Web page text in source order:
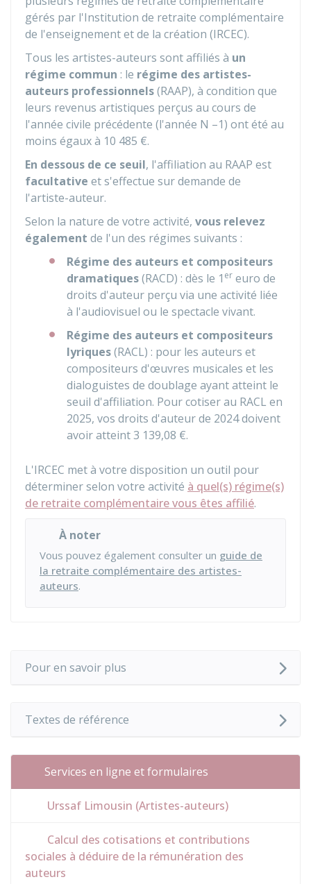
gérés par l'Institution de retraite complémentaire
de l'enseignement et de la création (IRCEC).
Tous les artistes-auteurs sont affiliés à un
régime commun : le régime des artistes-
auteurs professionnels(RAAP), à condition que
leurs revenus artistiques perçus au cours de
l'année civile précédente (l'année N –1) ont été au
moins égaux à 10 485 €.
En dessous de ce seuil, l'affiliation au RAAP est
facultative et s'effectue sur demande de
l'artiste-auteur.
Selon la nature de votre activité, vous relevez
également de l'un des régimes suivants :
Régime des auteurs et compositeurs
dramatiques(RACD) : dès le 1 er euro de
droits d'auteur perçu via une activité liée
à l'audiovisuel ou le spectacle vivant.
Régime des auteurs et compositeurs
lyriques(RACL) : pour les auteurs et
compositeurs d'œuvres musicales et les
dialoguistes de doublage ayant atteint le
seuil d'affiliation. Pour cotiser au RACL en
2025, vos droits d'auteur de 2024 doivent
avoir atteint3 139,08 €.
L'IRCEC met à votre disposition un outil pour
déterminer selon votre activité à quel(s) régime(s)
de retraite complémentaire vous êtes affilié.
À noter
Vous pouvez également consulter un guide de
la retraite complémentaire des artistes-
auteurs.
Pour en savoir plus
Textes de référence
Services en ligne et formulaires
Urssaf Limousin (Artistes-auteurs)
Calcul des cotisations et contributions
sociales à déduire de la rémunération des
auteurs